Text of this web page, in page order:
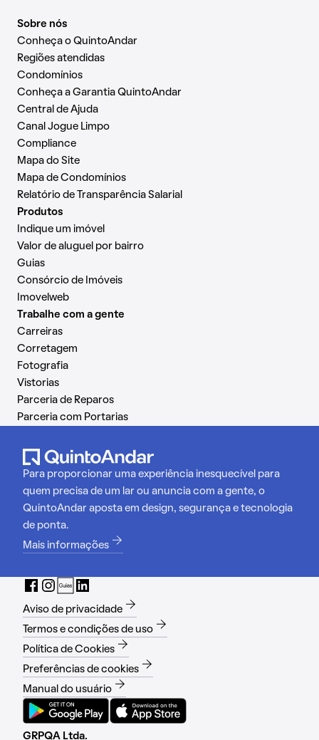
Sobre nós
Conheça o QuintoAndar
Regiões atendidas
Condomínios
Conheça a Garantia QuintoAndar
Central de Ajuda
Canal Jogue Limpo
Compliance
Mapa do Site
Mapa de Condomínios
Relatório de Transparência Salarial
Produtos
Indique um imóvel
Valor de aluguel por bairro
Guias
Consórcio de Imóveis
Imovelweb
Trabalhe com a gente
Carreiras
Corretagem
Fotografia
Vistorias
Parceria de Reparos
Parceria com Portarias
Para proporcionar uma experiência inesquecível para
quem precisa de um lar ou anuncia com a gente, o
QuintoAndar aposta em design, segurança e tecnologia
de ponta.
Mais informações
Aviso de privacidade
Termos e condições de uso
Política de Cookies
Preferências de cookies
Manual do usuário
GRPQA Ltda.